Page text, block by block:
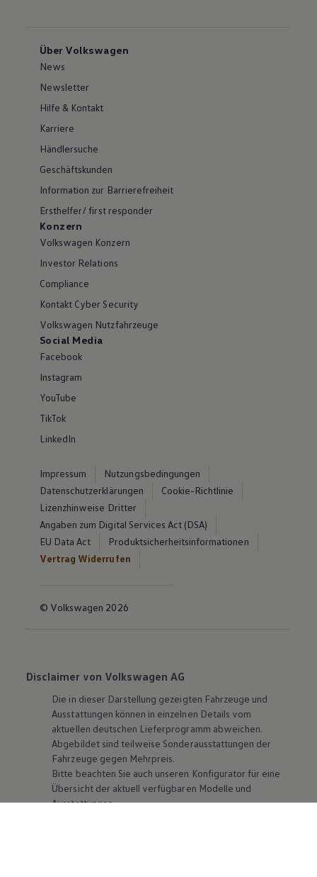
Über Volkswagen
News
Newsletter
Hilfe & Kontakt
Karriere
Händlersuche
Geschäftskunden
Information zur Barrierefreiheit
Ersthelfer/ first responder
Konzern
Volkswagen Konzern
Investor Relations
Compliance
Kontakt Cyber Security
Volkswagen Nutzfahrzeuge
Social Media
Facebook
Instagram
YouTube
TikTok
LinkedIn
Impressum
Nutzungsbedingungen
Datenschutzerklärungen
Cookie-Richtlinie
Lizenzhinweise Dritter
Angaben zum Digital Services Act (DSA)
EU Data Act
Produktsicherheitsinformationen
Vertrag Widerrufen
© Volkswagen 2026
Disclaimer von Volkswagen AG
Die in dieser Darstellung gezeigten Fahrzeuge und
Ausstattungen können in einzelnen Details vom
aktuellen deutschen Lieferprogramm abweichen.
Abgebildet sind teilweise Sonderausstattungen der
Fahrzeuge gegen Mehrpreis.
Bitte beachten Sie auch unseren Konfigurator für eine
Übersicht der aktuell verfügbaren Modelle und
Ausstattungen.